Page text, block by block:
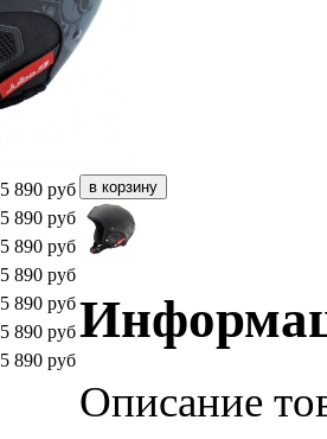
5 890 руб
5 890 руб
5 890 руб
5 890 руб
5 890 руб
5 890 руб
5 890 руб
Описание